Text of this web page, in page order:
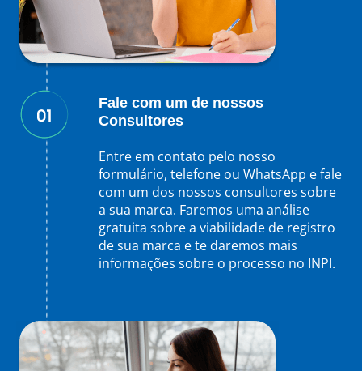
Fale com um de nossos
Consultores
Entre em contato pelo nosso
formulário, telefone ou WhatsApp e fale
com um dos nossos consultores sobre
a sua marca. Faremos uma análise
gratuita sobre a viabilidade de registro
de sua marca e te daremos mais
informações sobre o processo no INPI.